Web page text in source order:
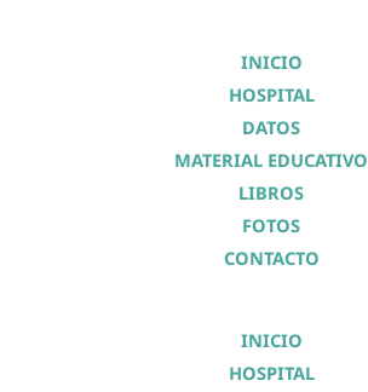
INICIO
HOSPITAL
DATOS
MATERIAL EDUCATIVO
LIBROS
FOTOS
CONTACTO
INICIO
HOSPITAL